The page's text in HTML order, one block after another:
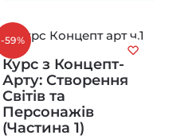
-59%
Курс з Концепт-
Арту: Створення
Світів та
Персонажів
(Частина 1)